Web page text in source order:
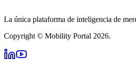
La única plataforma de inteligencia de
Copyright © Mobility Portal 2026.